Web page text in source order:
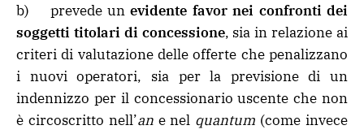
b) prevede unevidente favor nei confronti dei
soggetti titolari di concessione, sia in relazione ai
criteri di valutazione delle offerte che penalizzano
i nuovi operatori, sia per la previsione di un
indennizzo per il concessionario uscente che non
è circoscritto nell’ane nel quantum (come invece